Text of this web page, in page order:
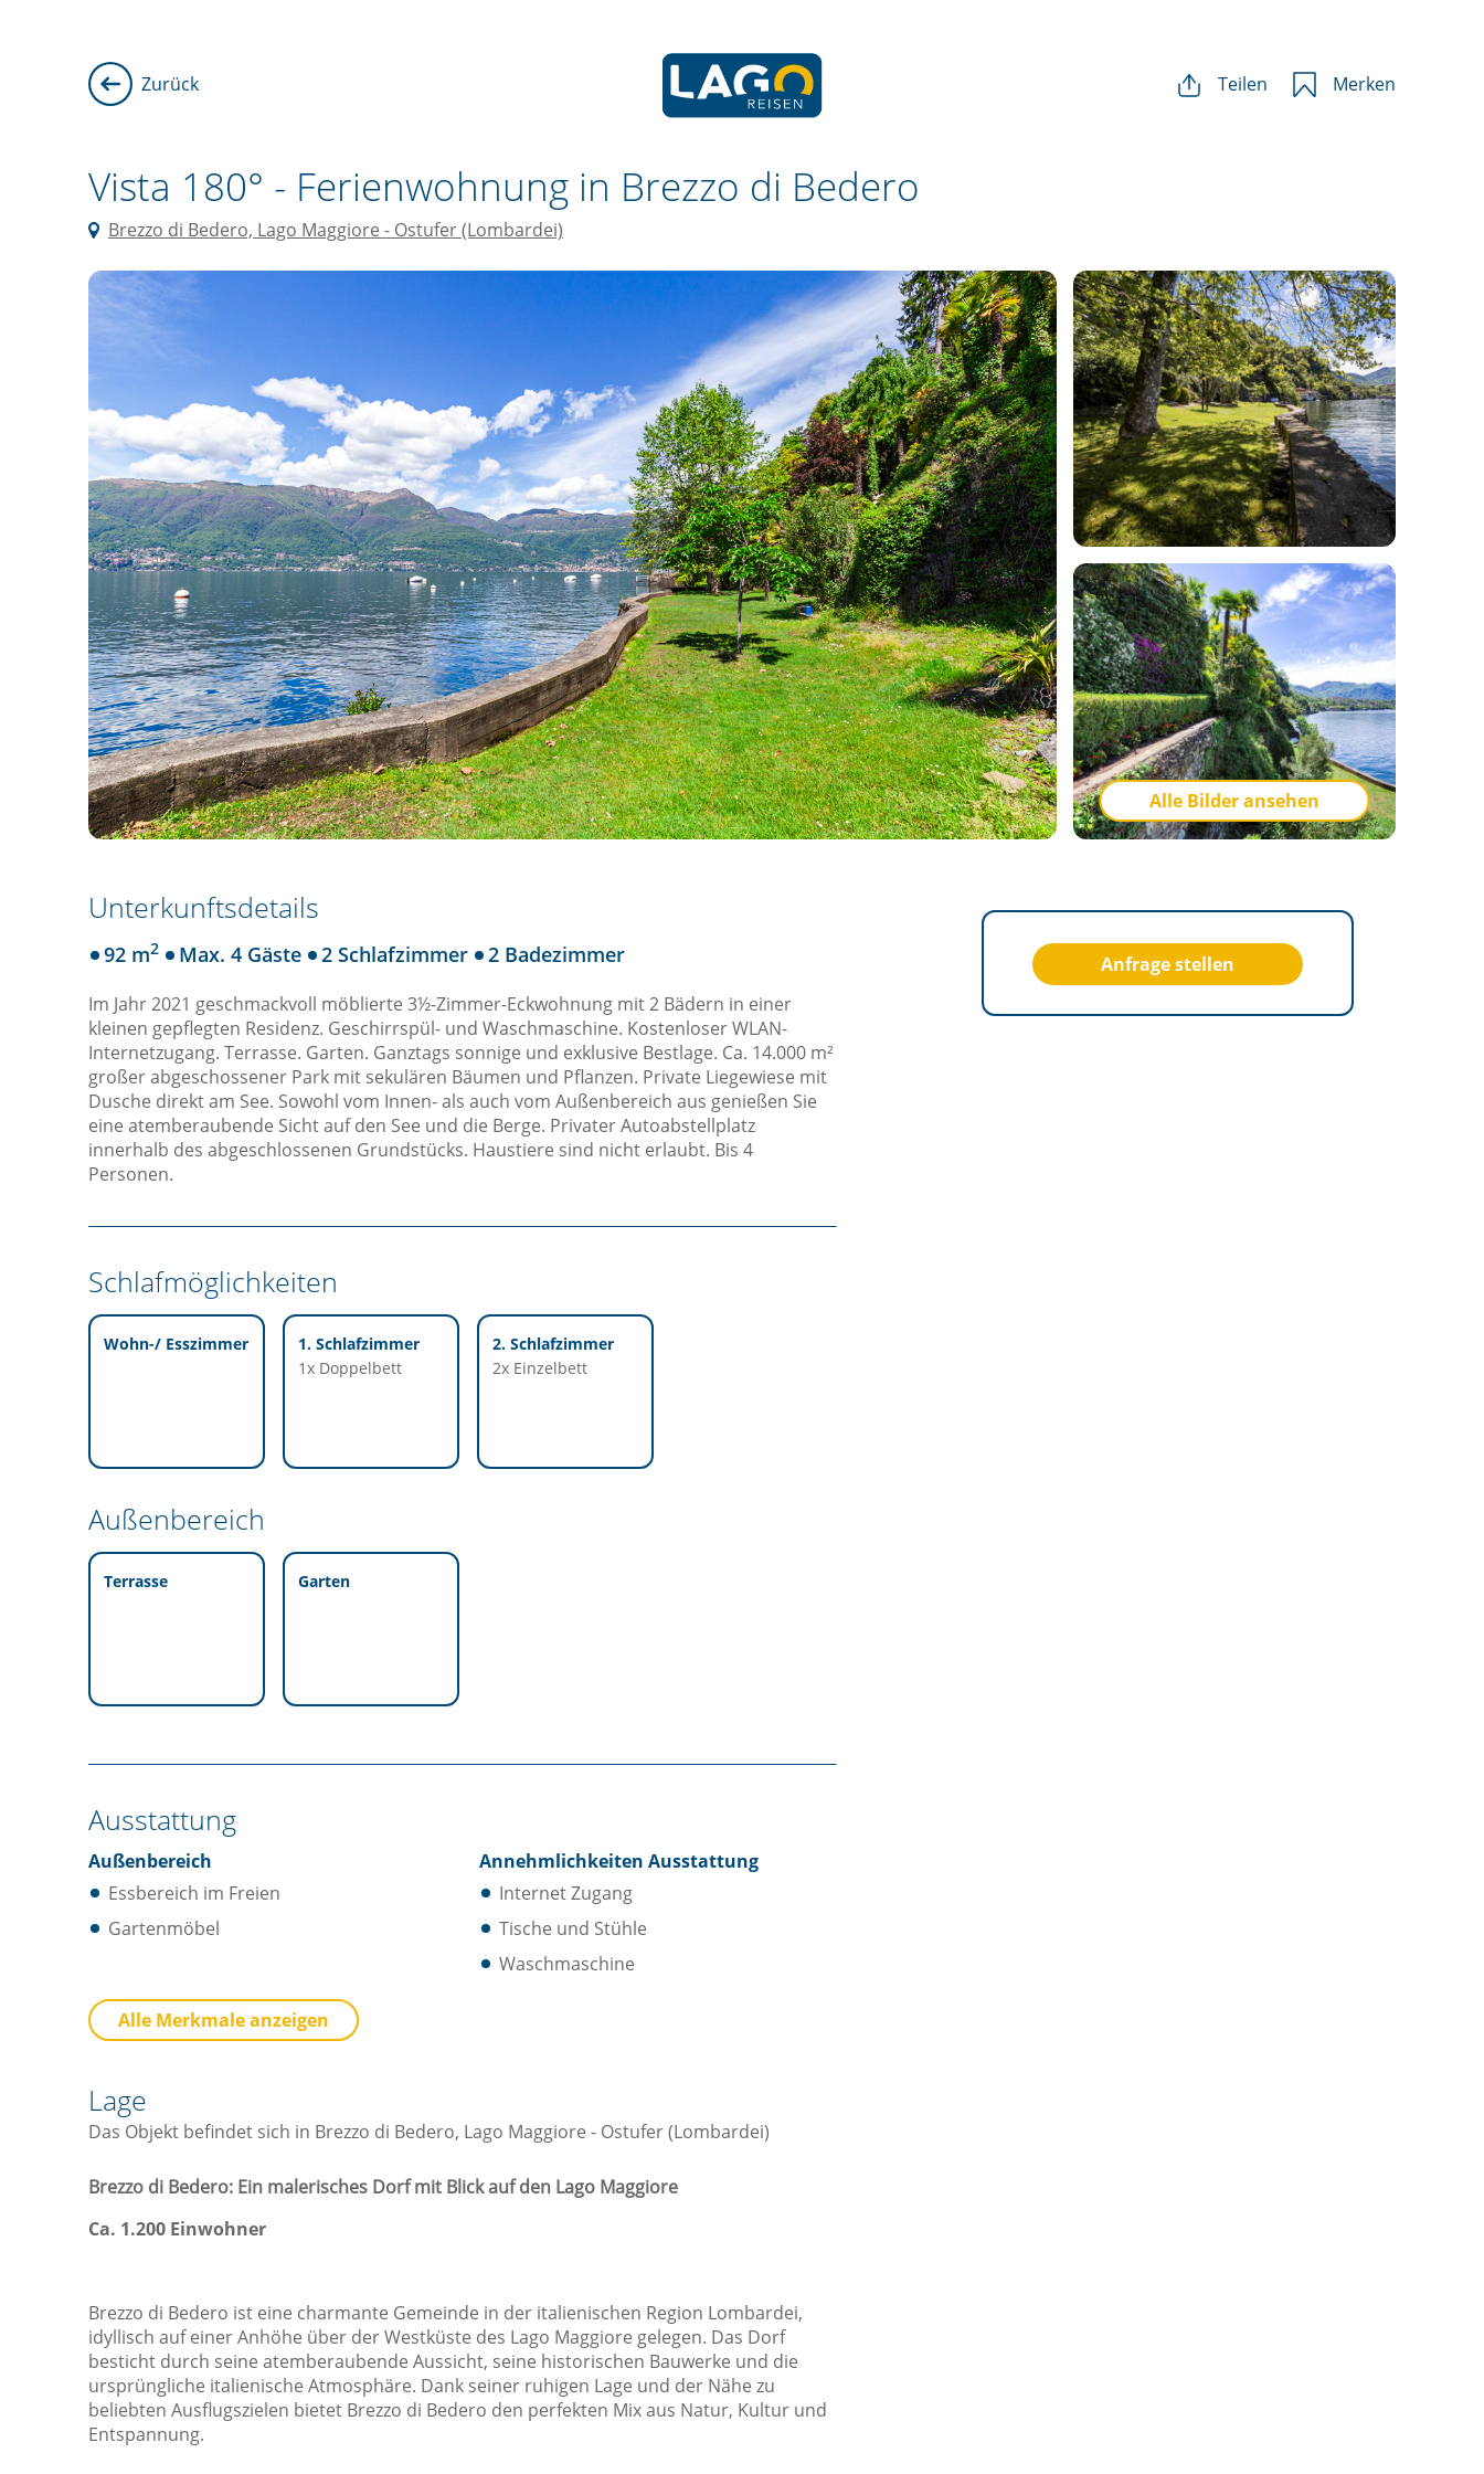
Zurück Teilen Merken
Vista 180° - Ferienwohnung in Brezzo di Bedero
Brezzo di Bedero, Lago Maggiore - Ostufer (Lombardei)
Alle Bilder ansehen
Unterkunftsdetails
92 m2 Max. 4 Gäste 2 Schlafzimmer 2 Badezimmer
Im Jahr 2021 geschmackvoll möblierte 3½-Zimmer-Eckwohnung mit 2 Bädern in einer
kleinen gepflegten Residenz. Geschirrspül- und Waschmaschine. Kostenloser WLAN-
Internetzugang. Terrasse. Garten. Ganztags sonnige und exklusive Bestlage. Ca. 14.000 m²
großer abgeschossener Park mit sekulären Bäumen und Pflanzen. Private Liegewiese mit
Dusche direkt am See. Sowohl vom Innen- als auch vom Außenbereich aus genießen Sie
eine atemberaubende Sicht auf den See und die Berge. Privater Autoabstellplatz
innerhalb des abgeschlossenen Grundstücks. Haustiere sind nicht erlaubt. Bis 4
Personen.
Schlafmöglichkeiten
Wohn-/ Esszimmer
1. Schlafzimmer
1x Doppelbett
2. Schlafzimmer
2x Einzelbett
Außenbereich
Terrasse Garten
Ausstattung
Außenbereich
Essbereich im Freien
Gartenmöbel
Annehmlichkeiten Ausstattung
Internet Zugang
Tische und Stühle
Waschmaschine
Küche
Besteck / Utensilien
Herd
Kaffee- / Teekocher
Küche
Küchenwaren
Ofen
Toaster
Privates Badezimmer
Zusätzliches Badezimmer
Sicht
Aussicht
Lage
Alle Merkmale anzeigen
Lage
Das Objekt befindet sich in Brezzo di Bedero, Lago Maggiore - Ostufer (Lombardei)
Brezzo di Bedero: Ein malerisches Dorf mit Blick auf den Lago Maggiore
Ca. 1.200 Einwohner
Brezzo di Bedero ist eine charmante Gemeinde in der italienischen Region Lombardei,
idyllisch auf einer Anhöhe über der Westküste des Lago Maggiore gelegen. Das Dorf
besticht durch seine atemberaubende Aussicht, seine historischen Bauwerke und die
ursprüngliche italienische Atmosphäre. Dank seiner ruhigen Lage und der Nähe zu
beliebten Ausflugszielen bietet Brezzo di Bedero den perfekten Mix aus Natur, Kultur und
Entspannung.
Anfrage stellen